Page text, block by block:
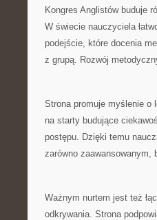
Kongres Anglistów buduje
W świecie nauczyciela
podejście, które docenia
z grupą. Rozwój
Strona promuje myślenie o
na starty budujące
postępu. Dzięki temu
zarówno zaawansowanym,
Ważnym nurtem jest też
odkrywania. Strona